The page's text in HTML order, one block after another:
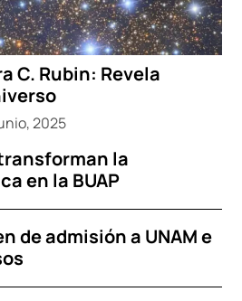
C. Rubin: Revela
2025
la
en la BUAP
de admisión a UNAM e